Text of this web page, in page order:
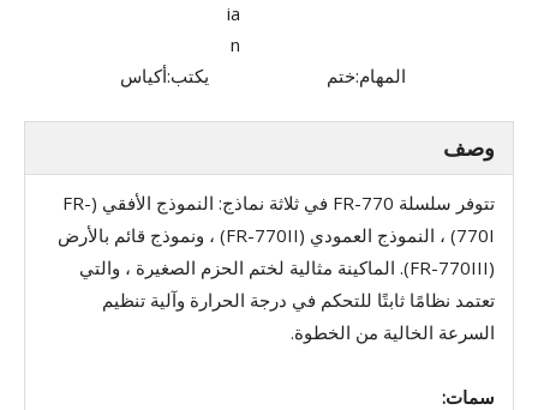
ia
n
يكتب:أكياس المهام:ختم
وصف
تتوفر سلسلة FR-770 في ثلاثة نماذج: النموذج الأفقي (FR-
770I) ، النموذج العمودي (FR-770II) ، ونموذج قائم بالأرض
(FR-770III). الماكينة مثالية لختم الحزم الصغيرة ، والتي
تعتمد نظامًا ثابتًا للتحكم في درجة الحرارة وآلية تنظيم
السرعة الخالية من الخطوة.
سمات: